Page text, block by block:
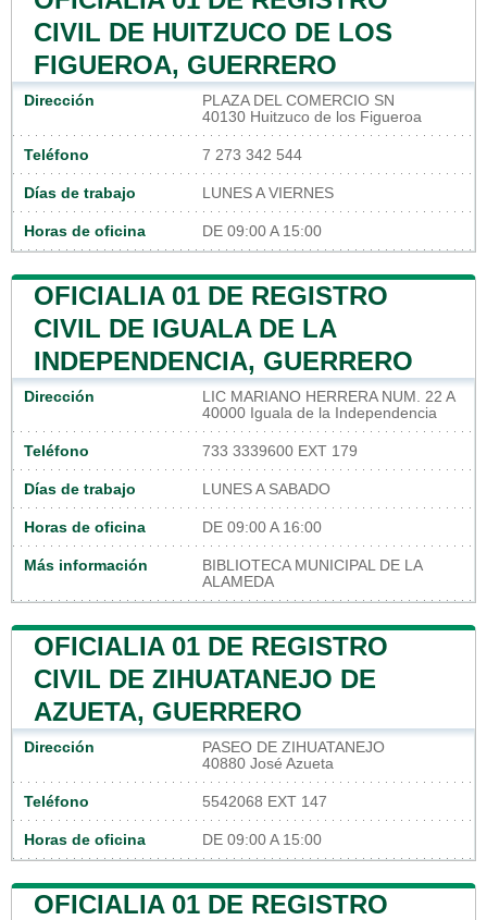
CIVIL DE HUITZUCO DE LOS
FIGUEROA, GUERRERO
Dirección
PLAZA DEL COMERCIO SN
40130 Huitzuco de los Figueroa
Teléfono 7 273 342 544
Días de trabajo LUNES A VIERNES
Horas de oficina DE 09:00 A 15:00
OFICIALIA 01 DE REGISTRO
CIVIL DE IGUALA DE LA
INDEPENDENCIA, GUERRERO
Dirección
LIC MARIANO HERRERA NUM. 22 A
40000 Iguala de la Independencia
Teléfono 733 3339600 EXT 179
Días de trabajo LUNES A SABADO
Horas de oficina DE 09:00 A 16:00
Más información
BIBLIOTECA MUNICIPAL DE LA
ALAMEDA
OFICIALIA 01 DE REGISTRO
CIVIL DE ZIHUATANEJO DE
AZUETA, GUERRERO
Dirección
PASEO DE ZIHUATANEJO
40880 José Azueta
Teléfono 5542068 EXT 147
Horas de oficina DE 09:00 A 15:00
OFICIALIA 01 DE REGISTRO